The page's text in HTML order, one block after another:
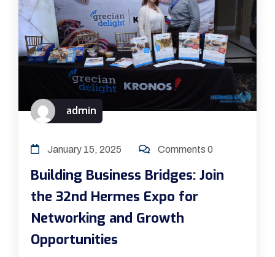
admin
January 15, 2025 Comments 0
Building Business Bridges: Join
the 32nd Hermes Expo for
Networking and Growth
Opportunities